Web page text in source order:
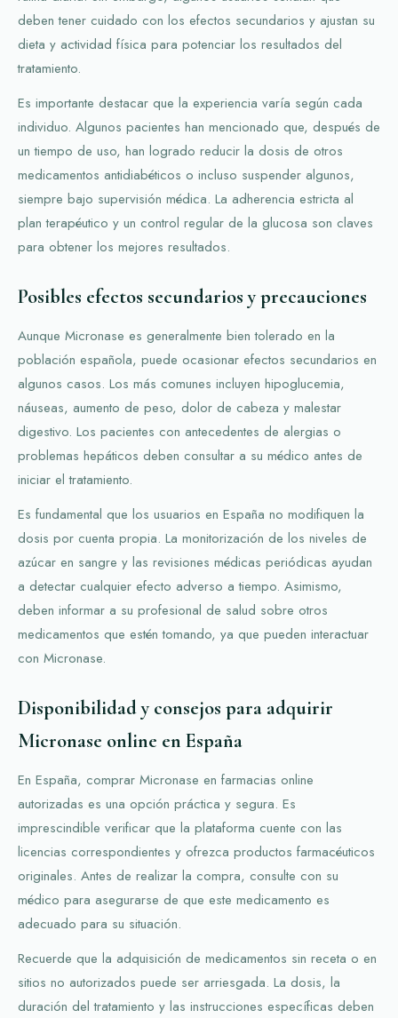
deben tener cuidado con los efectos secundarios y ajustan su
dieta y actividad física para potenciar los resultados del
tratamiento.
Es importante destacar que la experiencia varía según cada
individuo. Algunos pacientes han mencionado que, después de
un tiempo de uso, han logrado reducir la dosis de otros
medicamentos antidiabéticos o incluso suspender algunos,
siempre bajo supervisión médica. La adherencia estricta al
plan terapéutico y un control regular de la glucosa son claves
para obtener los mejores resultados.
Posibles efectos secundarios y precauciones
Aunque Micronase es generalmente bien tolerado en la
población española, puede ocasionar efectos secundarios en
algunos casos. Los más comunes incluyen hipoglucemia,
náuseas, aumento de peso, dolor de cabeza y malestar
digestivo. Los pacientes con antecedentes de alergias o
problemas hepáticos deben consultar a su médico antes de
iniciar el tratamiento.
Es fundamental que los usuarios en España no modifiquen la
dosis por cuenta propia. La monitorización de los niveles de
azúcar en sangre y las revisiones médicas periódicas ayudan
a detectar cualquier efecto adverso a tiempo. Asimismo,
deben informar a su profesional de salud sobre otros
medicamentos que estén tomando, ya que pueden interactuar
con Micronase.
Disponibilidad y consejos para adquirir
Micronase online en España
En España, comprar Micronase en farmacias online
autorizadas es una opción práctica y segura. Es
imprescindible verificar que la plataforma cuente con las
licencias correspondientes y ofrezca productos farmacéuticos
originales. Antes de realizar la compra, consulte con su
médico para asegurarse de que este medicamento es
adecuado para su situación.
Recuerde que la adquisición de medicamentos sin receta o en
sitios no autorizados puede ser arriesgada. La dosis, la
duración del tratamiento y las instrucciones específicas deben